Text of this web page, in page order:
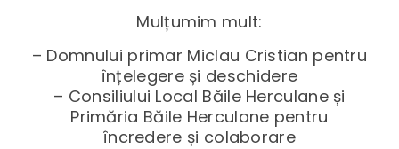
Mulțumim mult:
– Domnului primar Miclau Cristian pentru
înțelegere și deschidere
– Consiliului Local Băile Herculane și
Primăria Băile Herculane pentru
încredere și colaborare